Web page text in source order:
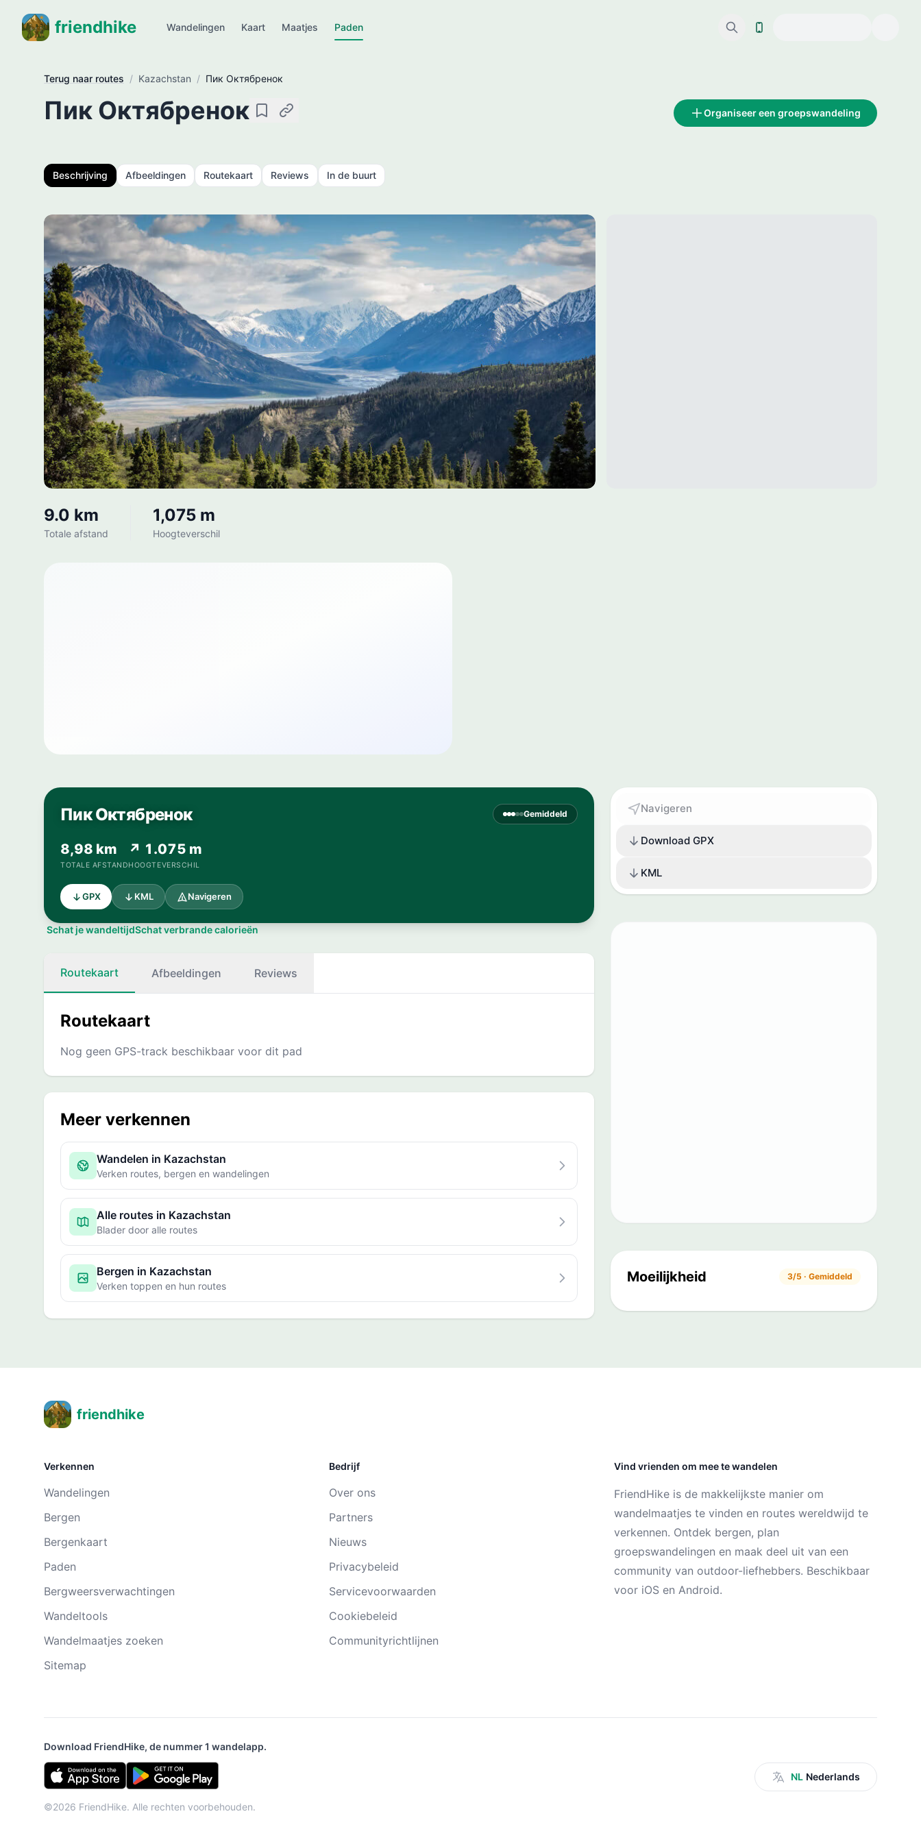
friendhike Wandelingen Kaart Maatjes Paden
Terug naar routes / Kazachstan / Пик Октябренок
Пик Октябренок OpslaanKopieer link Organiseer een groepswandeling
Beschrijving Afbeeldingen Routekaart Reviews In de buurt
9.0 km
Totale afstand
1,075 m
Hoogteverschil
Пик Октябренок Gemiddeld
8,98 km
TOTALE AFSTAND
↗ 1.075 m
HOOGTEVERSCHIL
GPX KML Navigeren
Schat je wandeltijdSchat verbrande calorieën
Routekaart Afbeeldingen Reviews
Routekaart
Nog geen GPS-track beschikbaar voor dit pad
Meer verkennen
Wandelen in Kazachstan
Verken routes, bergen en wandelingen
Alle routes in Kazachstan
Blader door alle routes
Bergen in Kazachstan
Verken toppen en hun routes
Navigeren
Download GPX
KML
Moeilijkheid 3/5 · Gemiddeld
friendhike
Verkennen
Wandelingen
Bergen
Bergenkaart
Paden
Bergweersverwachtingen
Wandeltools
Wandelmaatjes zoeken
Sitemap
Bedrijf
Over ons
Partners
Nieuws
Privacybeleid
Servicevoorwaarden
Cookiebeleid
Communityrichtlijnen
Vind vrienden om mee te wandelen
FriendHike is de makkelijkste manier om
wandelmaatjes te vinden en routes wereldwijd te
verkennen. Ontdek bergen, plan
groepswandelingen en maak deel uit van een
community van outdoor-liefhebbers. Beschikbaar
voor iOS en Android.
Download FriendHike, de nummer 1 wandelapp.
©2026 FriendHike. Alle rechten voorbehouden.
NL Nederlands